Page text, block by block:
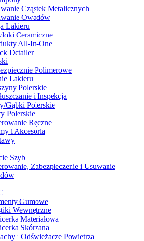
Cząstek Metalicznych
Owadów
Lakieru
Ceramiczne
All-In-One
Detailer
Polimerowe
Lakieru
Polerskie
i Inspekcja
Gąbki Polerskie
Polerskie
Ręczne
i Akcesoria
Szyb
Zabezpieczenie i Usuwanie
Gumowe
Wewnętrzne
Materiałowa
Skórzana
i Odświeżacze Powietrza